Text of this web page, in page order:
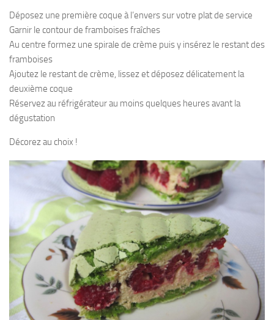
Déposez une première coque à l’envers sur votre plat de service
Garnir le contour de framboises fraîches
Au centre formez une spirale de crème puis y insérez le restant des
framboises
Ajoutez le restant de crème, lissez et déposez délicatement la
deuxième coque
Réservez au réfrigérateur au moins quelques heures avant la
dégustation
Décorez au choix !